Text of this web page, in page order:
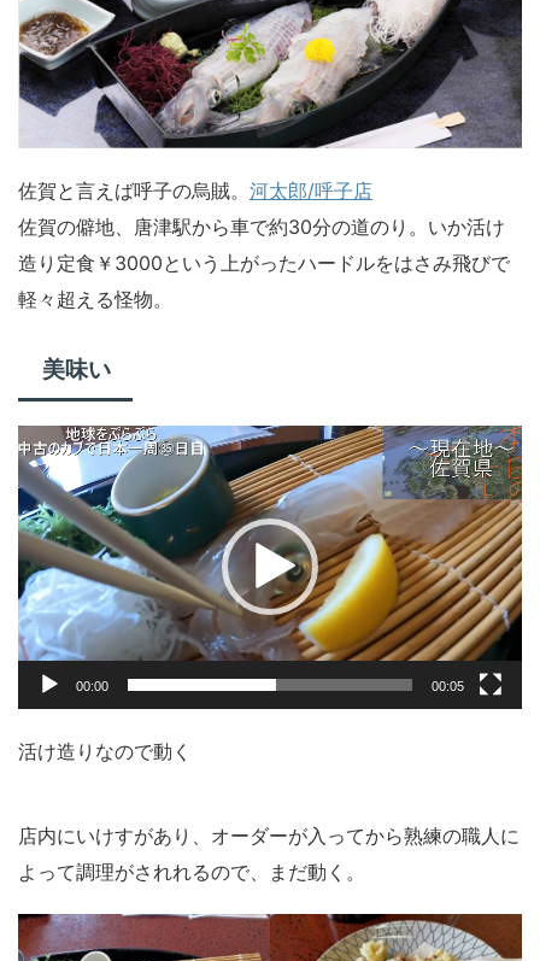
佐賀と言えば呼子の烏賊。 河太郎/呼子店
佐賀の僻地、唐津駅から車で約30分の道のり。いか活け
造り定食￥3000という上がったハードルをはさみ飛びで
軽々超える怪物。
美味い
動
画
プ
レ
ー
ヤ
ー
00:00 00:05
活け造りなので動く
店内にいけすがあり、オーダーが入ってから熟練の職人に
よって調理がされれるので、まだ動く。